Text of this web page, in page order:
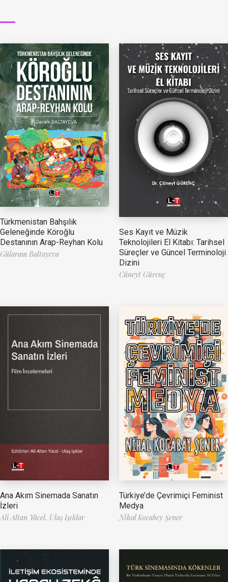
Türkmenistan Bahşılık
Geleneğinde Köroğlu
Destanının Arap-Reyhan Kolu
Gülaram Baltayeva
Ses Kayıt ve Müzik
Teknolojileri El Kitabı: Tarihsel
Süreçler ve Güncel Terminoloji
Dizini
Cüneyt Gürenç
Ana Akım Sinemada Sanatın
İzleri
Ali Altan Yücel, Ulaş Işıklar
Türkiye’de Çevrimiçi Feminist
Medya
Nihal Kocabey Şener